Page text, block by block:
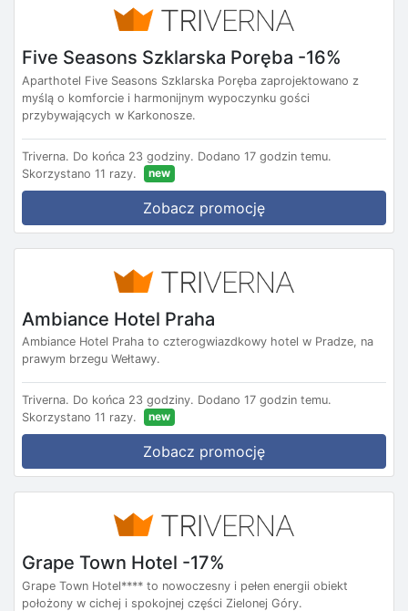
Five Seasons Szklarska Poręba -16%
Aparthotel Five Seasons Szklarska Poręba zaprojektowano z
myślą o komforcie i harmonijnym wypoczynku gości
przybywających w Karkonosze.
Triverna. Do końca 23 godziny. Dodano 17 godzin temu.
Skorzystano 11 razy.
new
Zobacz promocję
Ambiance Hotel Praha
Ambiance Hotel Praha to czterogwiazdkowy hotel w Pradze, na
prawym brzegu Wełtawy.
Triverna. Do końca 23 godziny. Dodano 17 godzin temu.
Skorzystano 11 razy.
new
Zobacz promocję
Grape Town Hotel -17%
Grape Town Hotel**** to nowoczesny i pełen energii obiekt
położony w cichej i spokojnej części Zielonej Góry.